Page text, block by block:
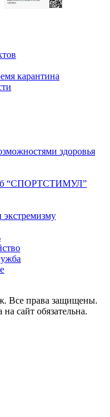
карантина
здоровья
“СПОРТСТИМУЛ”
экстремизму
Все права защищены.
сайт обязательна.